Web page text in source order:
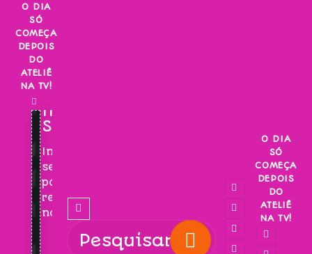
Skip
content
O DIA
SÓ
COMEÇA
DEPOIS
DO
ATELIÊ
NA TV!
INSCREVA-
SE!
Inscreva-
se
para
receber
novidades!
O DIA
SÓ
COMEÇA
DEPOIS
DO
ATELIÊ
NA TV!